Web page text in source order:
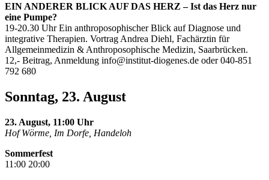
EIN ANDERER BLICK AUF DAS HERZ – Ist das Herz nur
eine Pumpe?
19-20.30 Uhr Ein anthroposophischer Blick auf Diagnose und
integrative Therapien. Vortrag Andrea Diehl, Fachärztin für
Allgemeinmedizin & Anthroposophische Medizin, Saarbrücken.
12,- Beitrag, Anmeldung info@institut-diogenes.de oder 040-851
792 680
Sonntag, 23. August
23. August, 11:00 Uhr
Hof Wörme, Im Dorfe, Handeloh
Sommerfest
11:00 20:00